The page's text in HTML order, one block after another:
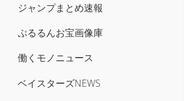
ジャンプまとめ速報
ぷるるんお宝画像庫
働くモノニュース
ベイスターズNEWS